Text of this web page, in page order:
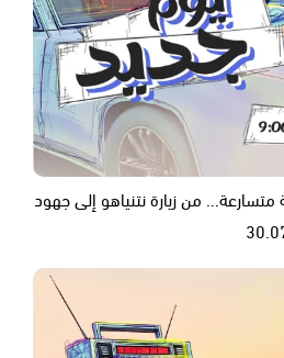
من زيارة نتنياهو إلى جهود